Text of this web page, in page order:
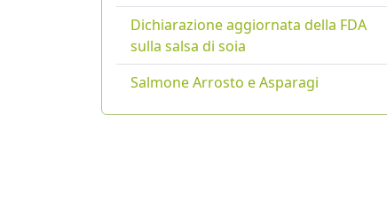
Dichiarazione aggiornata della FDA
sulla salsa di soia
Salmone Arrosto e Asparagi